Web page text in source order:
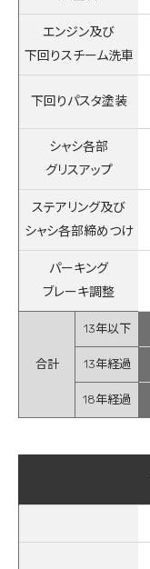
エンジン及び
下回りスチーム洗車
下回りパスタ塗装
シャシ各部
グリスアップ
ステアリング及び
シャシ各部締めつけ
パーキング
ブレーキ調整
合計
13年以下
13年経過
18年経過